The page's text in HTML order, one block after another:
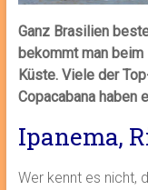
Ganz Brasilien
bekommt man
Küste. Viele der
Copacabana haben
Ipanema,
Wer kennt es nicht,